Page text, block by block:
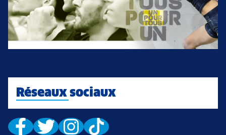
Réseaux sociaux